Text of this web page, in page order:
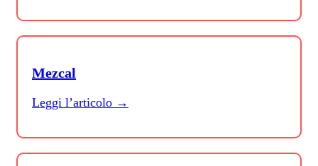
Mezcal
Leggi l’articolo →